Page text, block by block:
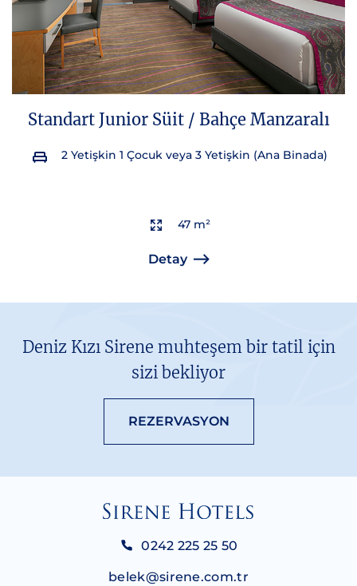
Standart Junior Süit / Bahçe Manzaralı
2 Yetişkin 1 Çocuk veya 3 Yetişkin (Ana Binada)
47 m²
Detay
Deniz Kızı Sirene muhteşem bir tatil için
sizi bekliyor
REZERVASYON
0242 225 25 50
belek@sirene.com.tr